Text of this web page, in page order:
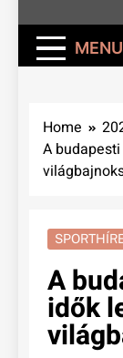
MENU
Home
A
A
idők